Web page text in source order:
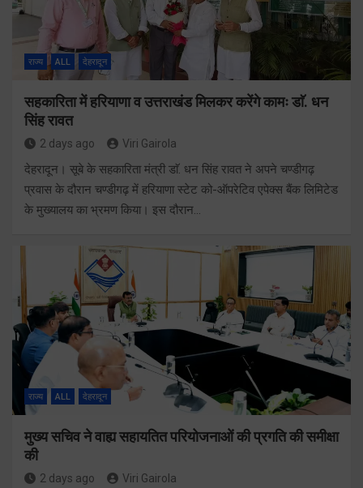
राज्य ALL देहरादून
सहकारिता में हरियाणा व उत्तराखंड मिलकर करेंगे कामः डाॅ. धन
सिंह रावत
2 days ago Viri Gairola
देहरादून। सूबे के सहकारिता मंत्री डाॅ. धन सिंह रावत ने अपने चण्डीगढ़
प्रवास के दौरान चण्डीगढ़ में हरियाणा स्टेट को-ऑपरेटिव एपेक्स बैंक लिमिटेड
के मुख्यालय का भ्रमण किया। इस दौरान…
राज्य ALL देहरादून
मुख्य सचिव ने वाह्य सहायतित परियोजनाओं की प्रगति की समीक्षा
की
2 days ago Viri Gairola